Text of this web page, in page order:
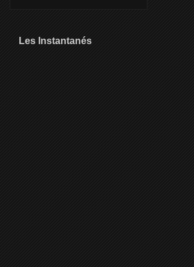
Les Instantanés